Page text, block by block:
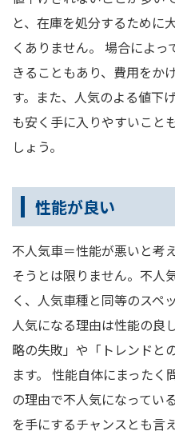
と、在庫を処分するために
くありません。 場合によ
きることもあり、費用をか
す。また、人気のよる値下
も安く手に入りやすいこと
しょう。
性能が良い
不人気車＝性能が悪いと考
そうとは限りません。不人
く、人気車種と同等のスペ
人気になる理由は性能の良
略の失敗」や「トレンドと
ます。 性能自体にまった
の理由で不人気になってい
を手にするチャンスとも言